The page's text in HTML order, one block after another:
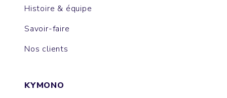
Histoire & équipe
Savoir-faire
Nos clients
KYMONO